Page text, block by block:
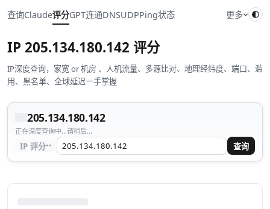
查询Claude评分GPT连通DNSUDPPing状态 更多
IP 205.134.180.142 评分
IP深度查询，家宽 or 机房 、人机流量、多源比对、地理经纬度、端口、滥
用、黑名单、全球延迟一手掌握
205.134.180.142
正在深度查询中...请稍后...
IP 评分·· 查询